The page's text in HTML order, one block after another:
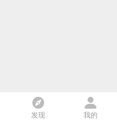
发现 我的